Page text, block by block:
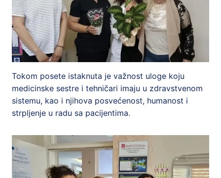
Tokom posete istaknuta je važnost uloge koju
medicinske sestre i tehničari imaju u zdravstvenom
sistemu, kao i njihova posvećenost, humanost i
strpljenje u radu sa pacijentima.